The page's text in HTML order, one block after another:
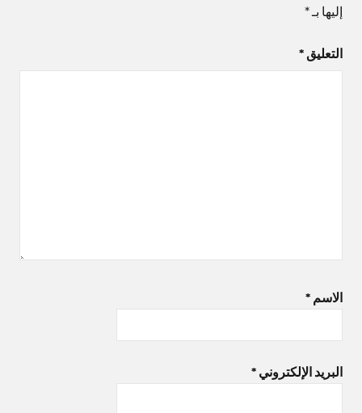
إليها بـ*
التعليق *
الاسم *
البريد الإلكتروني *